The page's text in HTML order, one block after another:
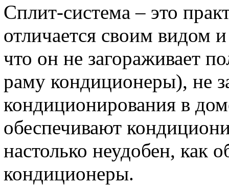
Сплит-система – это
отличается своим видом
что он не загораживает
раму кондиционеры), не
кондиционирования в
обеспечивают
настолько неудобен, как
кондиционеры.